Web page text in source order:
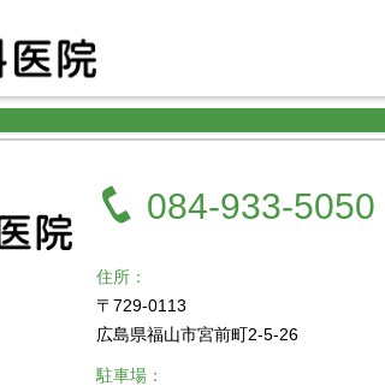
084-933-5050
住所
〒729-0113
広島県福山市宮前町2-5-26
駐車場